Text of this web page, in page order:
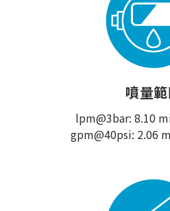
噴量
lpm@3bar: 8.10
gpm@40psi: 2.06